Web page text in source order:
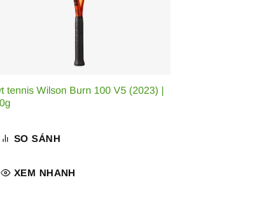
tennis Wilson Burn 100 V5 (2023) |
SO SÁNH
XEM NHANH